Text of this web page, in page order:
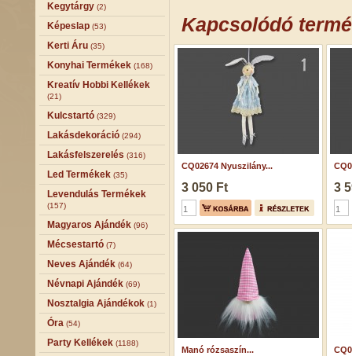
Kegytárgy (2)
Képeslap (53)
Kerti Áru (35)
Konyhai Termékek (168)
Kreatív Hobbi Kellékek
(21)
Kulcstartó (329)
Lakásdekoráció (294)
Lakásfelszerelés (316)
Led Termékek (35)
Levendulás Termékek
(157)
Magyaros Ajándék (96)
Mécsestartó (7)
Neves Ajándék (64)
Névnapi Ajándék (69)
Nosztalgia Ajándékok (1)
Óra (54)
Party Kellékek (1188)
Kapcsolódó
CQ02674 Nyuszilány...
3 050 Ft 3
Manó rózsaszín...